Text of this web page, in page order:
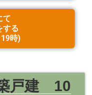
て
する
時)
戸建 10